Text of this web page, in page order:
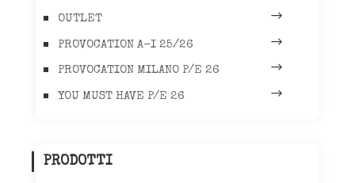
OUTLET
PROVOCATION A-I 25/26
PROVOCATION MILANO P/E 26
YOU MUST HAVE P/E 26
PRODOTTI